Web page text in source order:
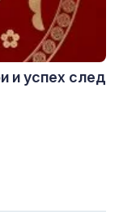
и успех след